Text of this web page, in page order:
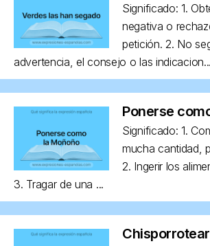
Significado: 1.
negativa o
petición. 2. No
advertencia, el consejo o las indicacion...
Ponerse
Significado: 1.
mucha cantidad,
2. Ingerir los
3. Tragar de una ...